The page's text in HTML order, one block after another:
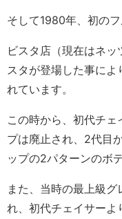
そして1980年、初の
ビスタ店（現在はネ
スタが登場した事に
れています。
この時から、初代チ
プは廃止され、2代目
ップの2パターンのボ
また、当時の最上級
れ、初代チェイサーよ